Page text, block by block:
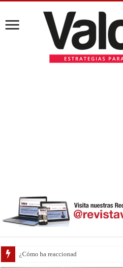
¿Cómo ha reaccionado el mercado inmo